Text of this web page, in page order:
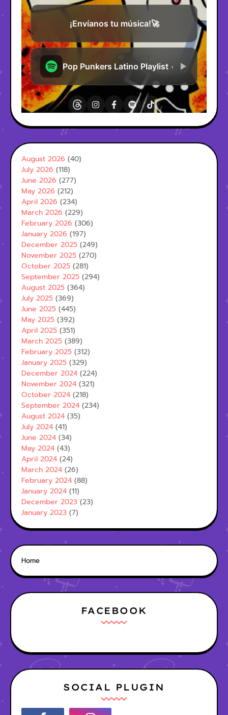
August 2026 (40)
July 2026 (118)
June 2026 (277)
May 2026 (212)
April 2026 (234)
March 2026 (229)
February 2026 (306)
January 2026 (197)
December 2025 (249)
November 2025 (270)
October 2025 (281)
September 2025 (294)
August 2025 (364)
July 2025 (369)
June 2025 (445)
May 2025 (392)
April 2025 (351)
March 2025 (389)
February 2025 (312)
January 2025 (329)
December 2024 (224)
November 2024 (321)
October 2024 (218)
September 2024 (234)
August 2024 (35)
July 2024 (41)
June 2024 (34)
May 2024 (43)
April 2024 (24)
March 2024 (26)
February 2024 (88)
January 2024 (11)
December 2023 (23)
January 2023 (7)
Home
FACEBOOK
SOCIAL PLUGIN